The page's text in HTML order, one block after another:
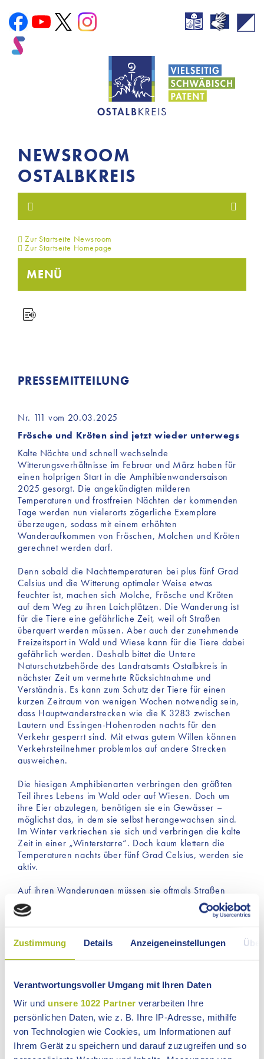
Zustimmung Details Anzeigeneinstellungen
Verantwortungsvoller Umgang mit Ihren Daten
Wir und unsere 1022 Partner verarbeiten Ihre
persönlichen Daten, wie z. B. Ihre IP-Adresse, mithilfe
von Technologien wie Cookies, um Informationen auf
Ihrem Gerät zu speichern und darauf zuzugreifen und so
NEWSROOM
OSTALBKREIS
Zur Startseite Newsroom
Zur Startseite Homepage
MENÜ
PRESSEMITTEILUNG
Nr. 111 vom 20.03.2025
Frösche und Kröten sind jetzt wieder unterwegs
Kalte Nächte und schnell wechselnde
Witterungsverhältnisse im Februar und März haben für
einen holprigen Start in die Amphibienwandersaison
2025 gesorgt. Die angekündigten milderen
Temperaturen und frostfreien Nächten der kommenden
Tage werden nun vielerorts zögerliche Exemplare
überzeugen, sodass mit einem erhöhten
Wanderaufkommen von Fröschen, Molchen und Kröten
gerechnet werden darf.
Denn sobald die Nachttemperaturen bei plus fünf Grad
Celsius und die Witterung optimaler Weise etwas
feuchter ist, machen sich Molche, Frösche und Kröten
auf dem Weg zu ihren Laichplätzen. Die Wanderung ist
für die Tiere eine gefährliche Zeit, weil oft Straßen
überquert werden müssen. Aber auch der zunehmende
Freizeitsport in Wald und Wiese kann für die Tiere dabei
gefährlich werden. Deshalb bittet die Untere
Naturschutzbehörde des Landratsamts Ostalbkreis in
nächster Zeit um vermehrte Rücksichtnahme und
Verständnis. Es kann zum Schutz der Tiere für einen
kurzen Zeitraum von wenigen Wochen notwendig sein,
dass Hauptwanderstrecken wie die K 3283 zwischen
Lautern und Essingen-Hohenroden nachts für den
Verkehr gesperrt sind. Mit etwas gutem Willen können
Verkehrsteilnehmer problemlos auf andere Strecken
ausweichen.
Die hiesigen Amphibienarten verbringen den größten
Teil ihres Lebens im Wald oder auf Wiesen. Doch um
ihre Eier abzulegen, benötigen sie ein Gewässer –
möglichst das, in dem sie selbst herangewachsen sind.
Im Winter verkriechen sie sich und verbringen die kalte
Zeit in einer „Winterstarre“. Doch kaum klettern die
Temperaturen nachts über fünf Grad Celsius, werden sie
aktiv.
Auf ihren Wanderungen müssen sie oftmals Straßen
überqueren. Manchmal bleiben die Kröten sogar
längere Zeit auf der warmen Fahrbahn sitzen und
werden dann ein leichtes Opfer anrollender Autos. Eine
oft unterschätzte Gefahr ist zudem der Strömungsdruck
der Fahrzeuge. Bei Geschwindigkeiten von über 30
Stundenkilometern werden auch Amphibien getötet, die
bringt ihre inneren Organe zum Platzen.
Aber nicht nur sie werden gefährdet, sondern auch
Naturschützer, die am Straßenrand Zäune aufbauen und
mit Eimern hin- und herlaufen. Sie helfen den Fröschen
und Kröten beim sicheren Überqueren der Straße.